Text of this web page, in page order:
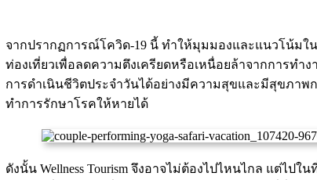
จากปรากฏการณ์โควิด-19 นี้ ทำให้มุมมองและแนวโน้มใ
ท่องเที่ยวเพื่อลดความตึงเครียดหรือเหนื่อยล้าจากการท
การดำเนินชีวิตประจำวันได้อย่างมีความสุขและมีสุขภาพก
ทำการรักษาโรคให้หายได้
ดังนั้น Wellness Tourism จึงอาจไม่ต้องไปไหนไกล แต่ไ